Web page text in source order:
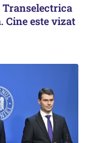
Cine este vizat